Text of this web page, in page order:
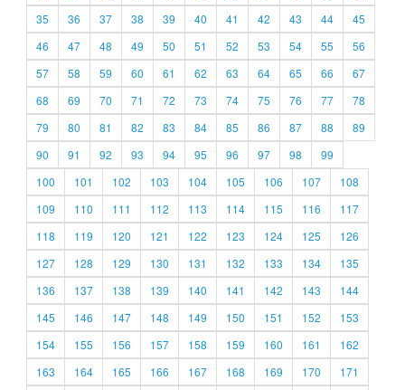
35
36 37 38 39 40 41 42 43 44
45
46
47 48 49 50 51 52 53 54 55
56
57
58 59 60 61 62 63 64 65 66
67
68
69 70 71 72 73 74 75 76 77
78
79
80 81 82 83 84 85 86 87 88
89
90
91 92 93 94 95 96 97 98
99
100
101 102 103 104 105 106 107
108
109
110 111 112 113 114 115 116
117
118
119 120 121 122 123 124 125
126
127
128 129 130 131 132 133 134
135
136
137 138 139 140 141 142 143
144
145
146 147 148 149 150 151 152
153
154
155 156 157 158 159 160 161
162
163
164 165 166 167 168 169 170
171